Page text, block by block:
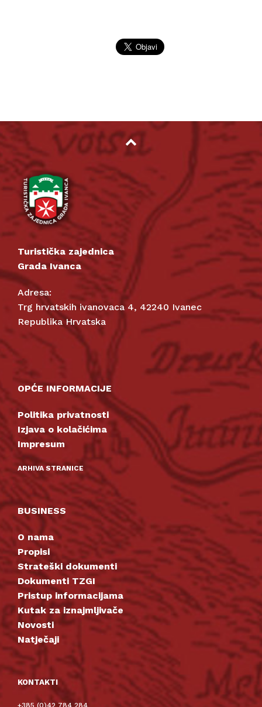
Turistička zajednica
Grada Ivanca
Adresa:
Trg hrvatskih ivanovaca 4, 42240 Ivanec
Republika Hrvatska
OPĆE INFORMACIJE
Politika privatnosti
Izjava o kolačićima
Impresum
ARHIVA STRANICE
BUSINESS
O nama
Propisi
Strateški dokumenti
Dokumenti TZGI
Pristup informacijama
Kutak za iznajmljivače
Novosti
Natječaji
KONTAKTI
+385 (0)42 784 284